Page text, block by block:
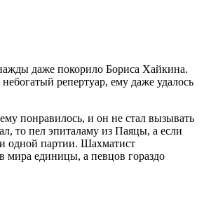
даже покорило Бориса Хайкина.
репертуар, ему даже удалось
понравилось, и он не стал вызывать
то пел эпиталаму из Паяцы, а если
одной партии. Шахматист
мира единицы, а певцов гораздо